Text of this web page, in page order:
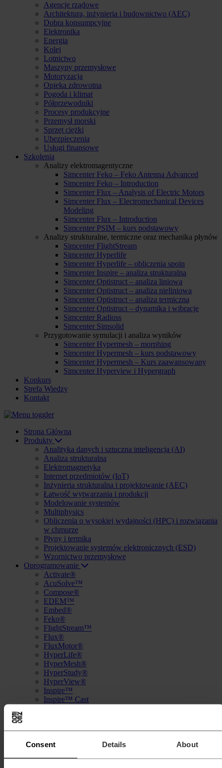
Consent Details About
Agencje rządowe
Architektura, inżynieria i budownictwo (AEC)
Dobra konsumpcyjne
Elektronika
Energia
Kolej
Lotnictwo
Maszyny przemysłowe
Motoryzacja
Opieka zdrowotna
Pogoda i klimat
Półprzewodniki
Procesy produkcyjne
Przemysł morski
Sprzęt ciężki
Ubezpieczenia
Usługi finansowe
Szkolenia
Analizy elektromagentyczne
Simcenter Feko – Feko Antenna Advanced
Simcenter Feko – Introduction
Simcenter Flux – Analysis of Electric Motors
Simcenter Flux – Electromechanical Devices
Modeling
Simcenter Flux – Introduction
Simcenter PSIM – kurs podstawowy
Analizy strukturalne, termiczne oraz mechanika płynów
Simcenter FlightStream
Simcenter Hyperlife
Simcenter Hyperlife – obliczenia spoin
Simcenter Inspire – analiza strukturalna
Simcenter Optistruct – analiza liniowa
Simcenter Optistruct – analiza nieliniowa
Simcenter Optistruct – analiza termiczna
Simcenter Optistruct – dynamika i wibracje
Simcenter Radioss
Simcenter Simsolid
Przygotowanie symulacji i analiza wyników
Simcenter Hypermesh – morphing
Simcenter Hypermesh – kurs podstawowy
Simcenter Hypermesh – Kurs zaawansowany
Simcenter Hyperview i Hypergraph
Konkurs
Strefa Wiedzy
Kontakt
Strona Główna
Produkty
Analityka danych i sztuczna inteligencja (AI)
Analiza strukturalna
Elektromagnetyka
Internet przedmiotów (IoT)
Inżynieria strukturalna i projektowanie (AEC)
Łatwość wytwarzania i produkcji
Modelowanie systemów
Multiphysics
Obliczenia o wysokiej wydajności (HPC) i rozwiązania
w chmurze
Płyny i termika
Projektowanie systemów elektronicznych (ESD)
Wzornictwo przemysłowe
Oprogramowanie
Activate®
AcuSolve™
Compose®
EDEM™
Embed®
Feko®
FlightStream™
Flux®
FluxMotor®
HyperLife®
HyperMesh®
HyperStudy®
HyperView®
Inspire™
Inspire™ Cast
Multiscale Designer®
PollEx™